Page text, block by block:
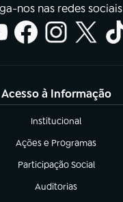
nos nas redes sociais
Acesso à Informação
Institucional
(abre em nova aba)
Ações e Programas
(abre em nova aba)
Participação Social
(abre em nova aba)
Auditorias
(abre em nova aba)